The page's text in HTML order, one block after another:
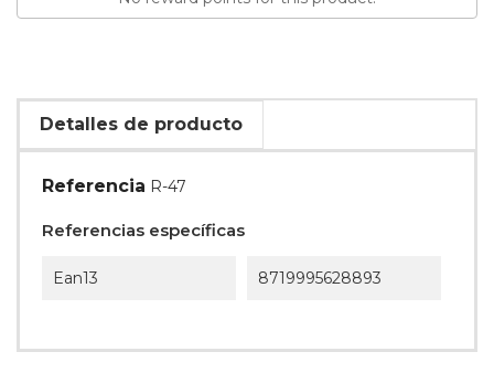
Detalles de producto
Referencia R-47
Referencias específicas
Ean13 8719995628893